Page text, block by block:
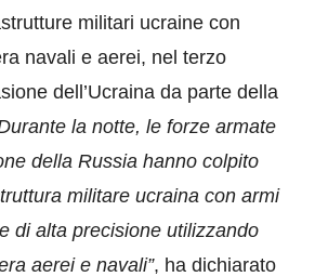
militari ucraine con
navali e aerei, nel terzo
dell’Ucraina da parte della
la notte, le forze armate
della Russia hanno colpito
militare ucraina con armi
di alta precisione utilizzando
aerei e navali”, ha dichiarato